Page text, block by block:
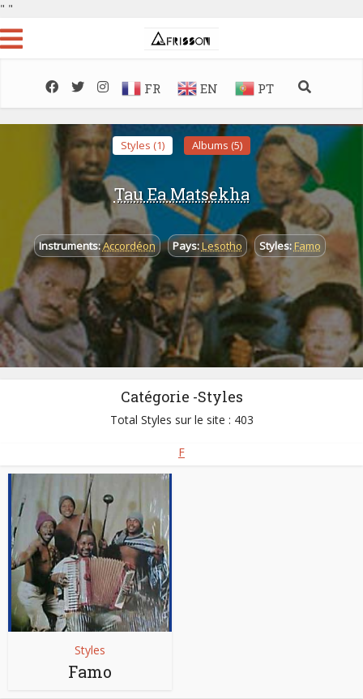
" "
FR EN PT
Styles (1) Albums (5)
Tau Ea Matsekha
Instruments:Accordéon Pays:Lesotho Styles:Famo
Catégorie -Styles
Total Styles sur le site : 403
F
Styles
Famo